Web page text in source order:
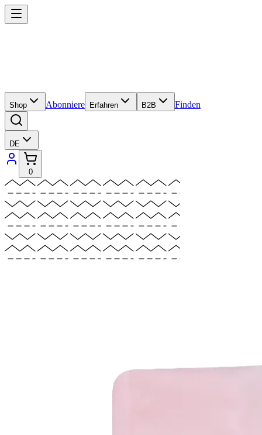
Shop Abonniere Erfahren B2B Finden
DE
0